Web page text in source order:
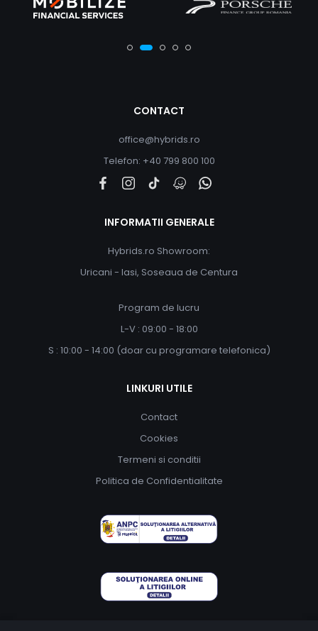
CONTACT
office@hybrids.ro
Telefon: +40 799 800 100
INFORMATII GENERALE
Hybrids.ro Showroom:
Uricani - Iasi, Soseaua de Centura
Program de lucru
L-V : 09:00 - 18:00
S : 10:00 - 14:00 (doar cu programare telefonica)
LINKURI UTILE
Contact
Cookies
Termeni si conditii
Politica de Confidentialitate